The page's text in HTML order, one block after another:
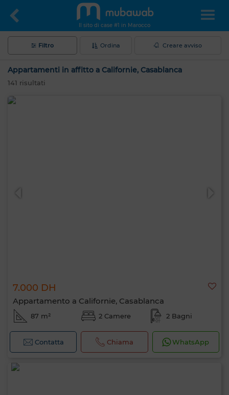
Il sito di case #1 in Marocco
Filtro Ordina Creare avviso
Appartamenti in affitto a Californie, Casablanca
141 risultati
7.000 DH
Appartamento a Californie, Casablanca
87 m² 2 Camere 2 Bagni
Contatta Chiama WhatsApp